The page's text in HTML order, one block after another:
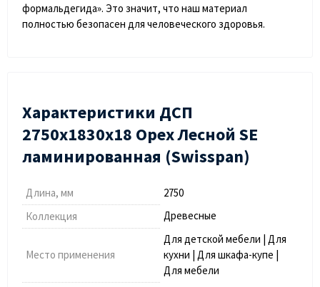
формальдегида». Это значит, что наш материал
полностью безопасен для человеческого здоровья.
Характеристики ДСП
2750х1830х18 Орех Лесной SE
ламинированная (Swisspan)
Длина, мм
2750
Коллекция
Древесные
Место применения
Для детской мебели | Для
кухни | Для шкафа-купе |
Для мебели